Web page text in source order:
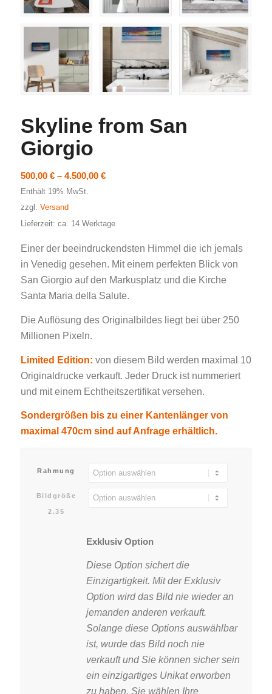
Skyline from San
Giorgio
500,00 € – 4.500,00 €Preisspanne:
Enthält 19% MwSt.
zzgl. Versand
Lieferzeit: ca. 14 Werktage
Einer der beeindruckendsten Himmel die ich jemals
in Venedig gesehen. Mit einem perfekten Blick von
San Giorgio auf den Markusplatz und die Kirche
Santa Maria della Salute.
Die Auflösung des Originalbildes liegt bei über 250
Millionen Pixeln.
Limited Edition: von diesem Bild werden maximal 10
Originaldrucke verkauft. Jeder Druck ist nummeriert
und mit einem Echtheitszertifikat versehen.
Sondergrößen bis zu einer Kantenlänger von
maximal 470cm sind auf Anfrage erhältlich.
Rahmung
Bildgröße
2.35
Exklusiv Option
Diese Option sichert die
Einzigartigkeit. Mit der Exklusiv
Option wird das Bild nie wieder an
jemanden anderen verkauft.
Solange diese Options auswählbar
ist, wurde das Bild noch nie
verkauft und Sie können sicher sein
ein einzigartiges Unikat erworben
zu haben. Sie wählen Ihre